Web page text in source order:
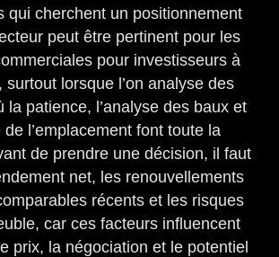
qui cherchent un positionnement
peut être pertinent pour les
pour investisseurs à
surtout lorsque l’on analyse des
la patience, l’analyse des baux et
de l’emplacement font toute la
de prendre une décision, il faut
net, les renouvellements
récents et les risques
car ces facteurs influencent
prix, la négociation et le potentiel